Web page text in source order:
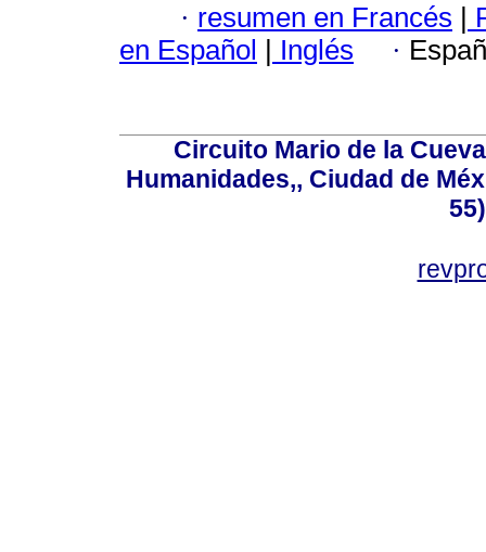
· resumen en Francés |
en Español | Inglés ·
Circuito Mario de la
Humanidades,, Ciudad de